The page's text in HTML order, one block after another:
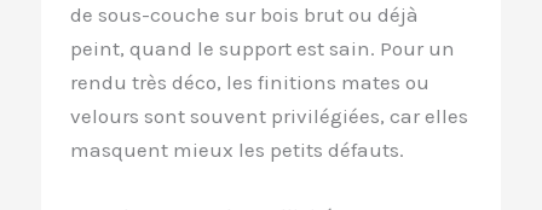
de sous-couche sur bois brut ou déjà
peint, quand le support est sain. Pour un
rendu très déco, les finitions mates ou
velours sont souvent privilégiées, car elles
masquent mieux les petits défauts.